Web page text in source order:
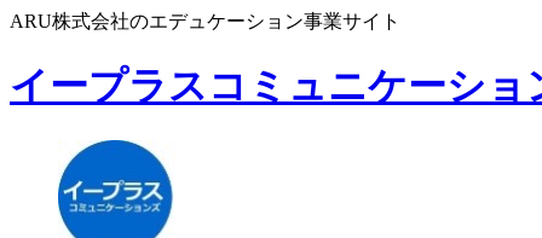
ARU株式会社のエデュケーション事業サイト
イープラスコミュニケーショ